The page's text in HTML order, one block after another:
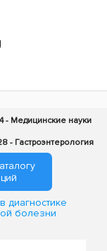
- Медицинские науки
- Гастроэнтерология
диагностике
болезни